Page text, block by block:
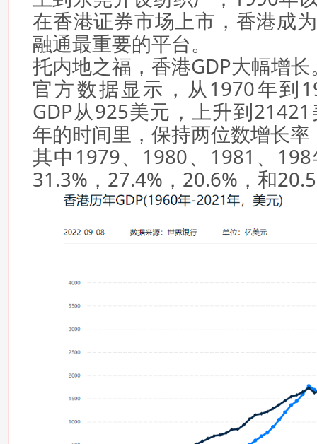
在香港证券市场上市，香港成
融通最重要的平台。
托内地之福，香港GDP大幅增长
官方数据显示，从1970年到
GDP从925美元，上升到
年的时间里，保持两位数增长
其中1979、1980、1981、
31.3%，27.4%，20.6%，和